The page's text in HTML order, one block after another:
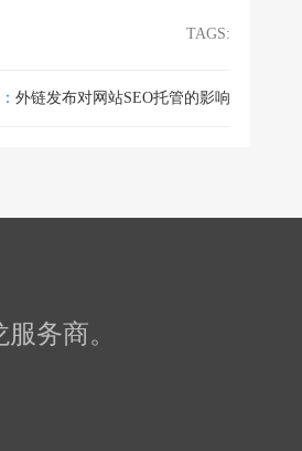
TAGS:
外链发布对网站SEO托管的影响
务商。